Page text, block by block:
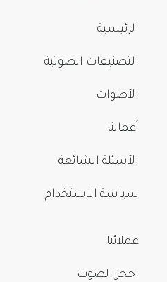
الرئيسية
التصنيفات الصوتية
الأصوات
أعمالنا
الأسئلة الشائعة
سياسة الاستخدام
عملائنا
احجز الصوت